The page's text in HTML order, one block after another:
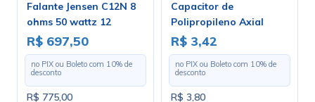
Falante Jensen C12N 8
ohms 50 wattz 12
polegadas - ZJ06141
R$ 697,50
no PIX ou Boleto com 10% de
desconto
R$ 775,00
Capacitor de
Polipropileno Axial
22KPF/630V - Série
B32232 - EPCOS
R$ 3,42
no PIX ou Boleto com 10% de
desconto
R$ 3,80